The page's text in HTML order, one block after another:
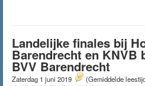
Landelijke finales bij
Barendrecht en KNVB
BVV Barendrecht
Zaterdag 1 juni 2019 (Gemiddelde